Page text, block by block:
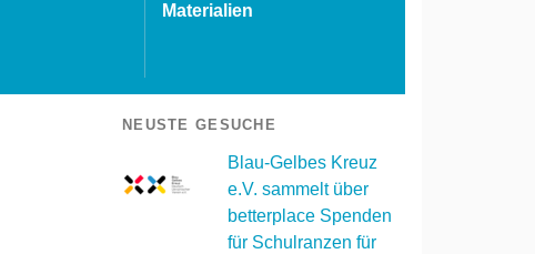
Materialien
NEUSTE GESUCHE
Blau-Gelbes Kreuz
e.V. sammelt über
betterplace Spenden
für Schulranzen für